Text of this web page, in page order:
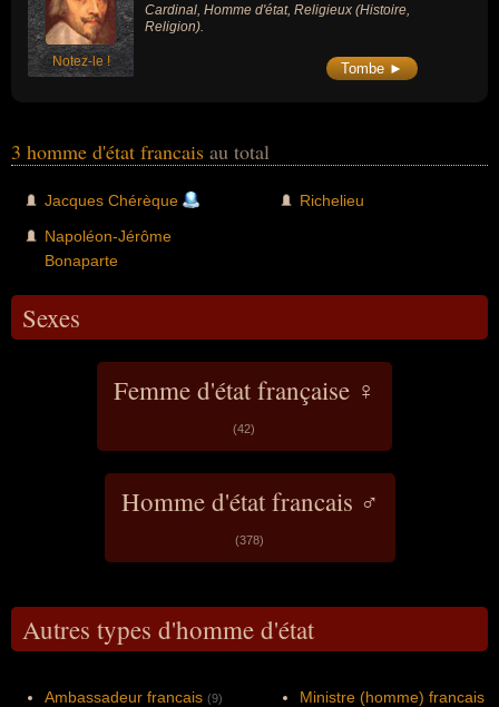
Notez-le !
Cardinal, Homme d'état, Religieux (Histoire,
Religion).
Tombe ►
3 homme d'état francais au total
Jacques Chérèque
Napoléon-Jérôme
Bonaparte
Richelieu
Sexes
Femme d'état française ♀
(42)
Homme d'état francais ♂
(378)
Autres types d'homme d'état
Ambassadeur francais (9) Ministre (homme) francais